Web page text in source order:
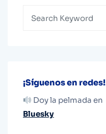
¡Síguenos en redes!
Doy la pelmada en
Bluesky